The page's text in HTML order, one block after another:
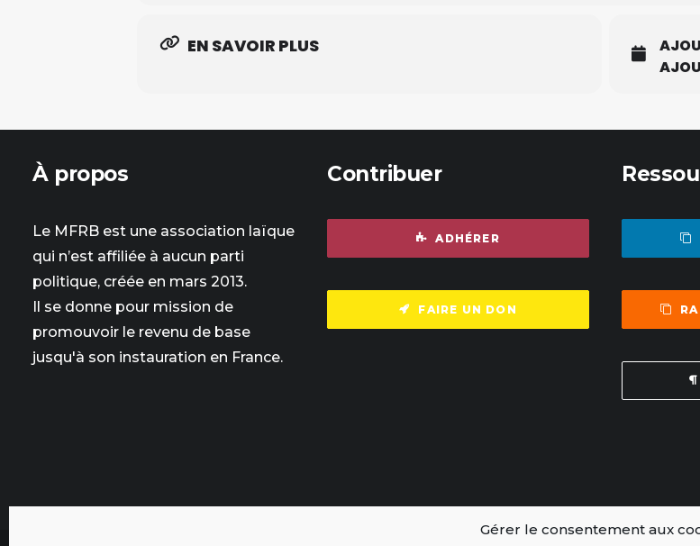
Gérer le consentement aux
EN SAVOIR PLUS
À propos
Le MFRB est une association laïque
qui n’est affiliée à aucun parti
politique, créée en mars 2013.
Il se donne pour mission de
promouvoir le revenu de base
jusqu'à son instauration en France.
Contribuer
ADHÉRER
FAIRE UN DON